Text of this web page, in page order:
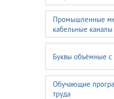
Промышленные
кабельные каналы
Буквы объёмные с
Обучающие
труда